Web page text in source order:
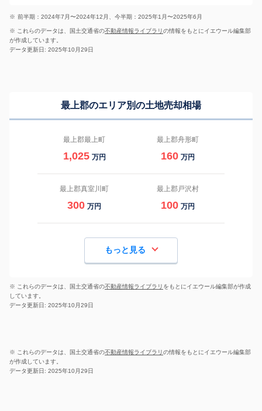
※ 前半期：2024年7月〜2024年12月、今半期：2025年1月〜2025年6月
※ これらのデータは、国土交通省の不動産情報ライブラリの情報をもとにイエウール編集部
が作成しています。
データ更新日: 2025年10月29日
最上郡のエリア別の土地売却相場
最上郡最上町
1,025 万円
最上郡舟形町
160 万円
最上郡真室川町
300 万円
最上郡戸沢村
100 万円
もっと見る
※ これらのデータは、国土交通省の不動産情報ライブラリ をもとにイエウール編集部が作成
しています。
データ更新日: 2025年10月29日
※ これらのデータは、国土交通省の不動産情報ライブラリの情報をもとにイエウール編集部
が作成しています。
データ更新日: 2025年10月29日